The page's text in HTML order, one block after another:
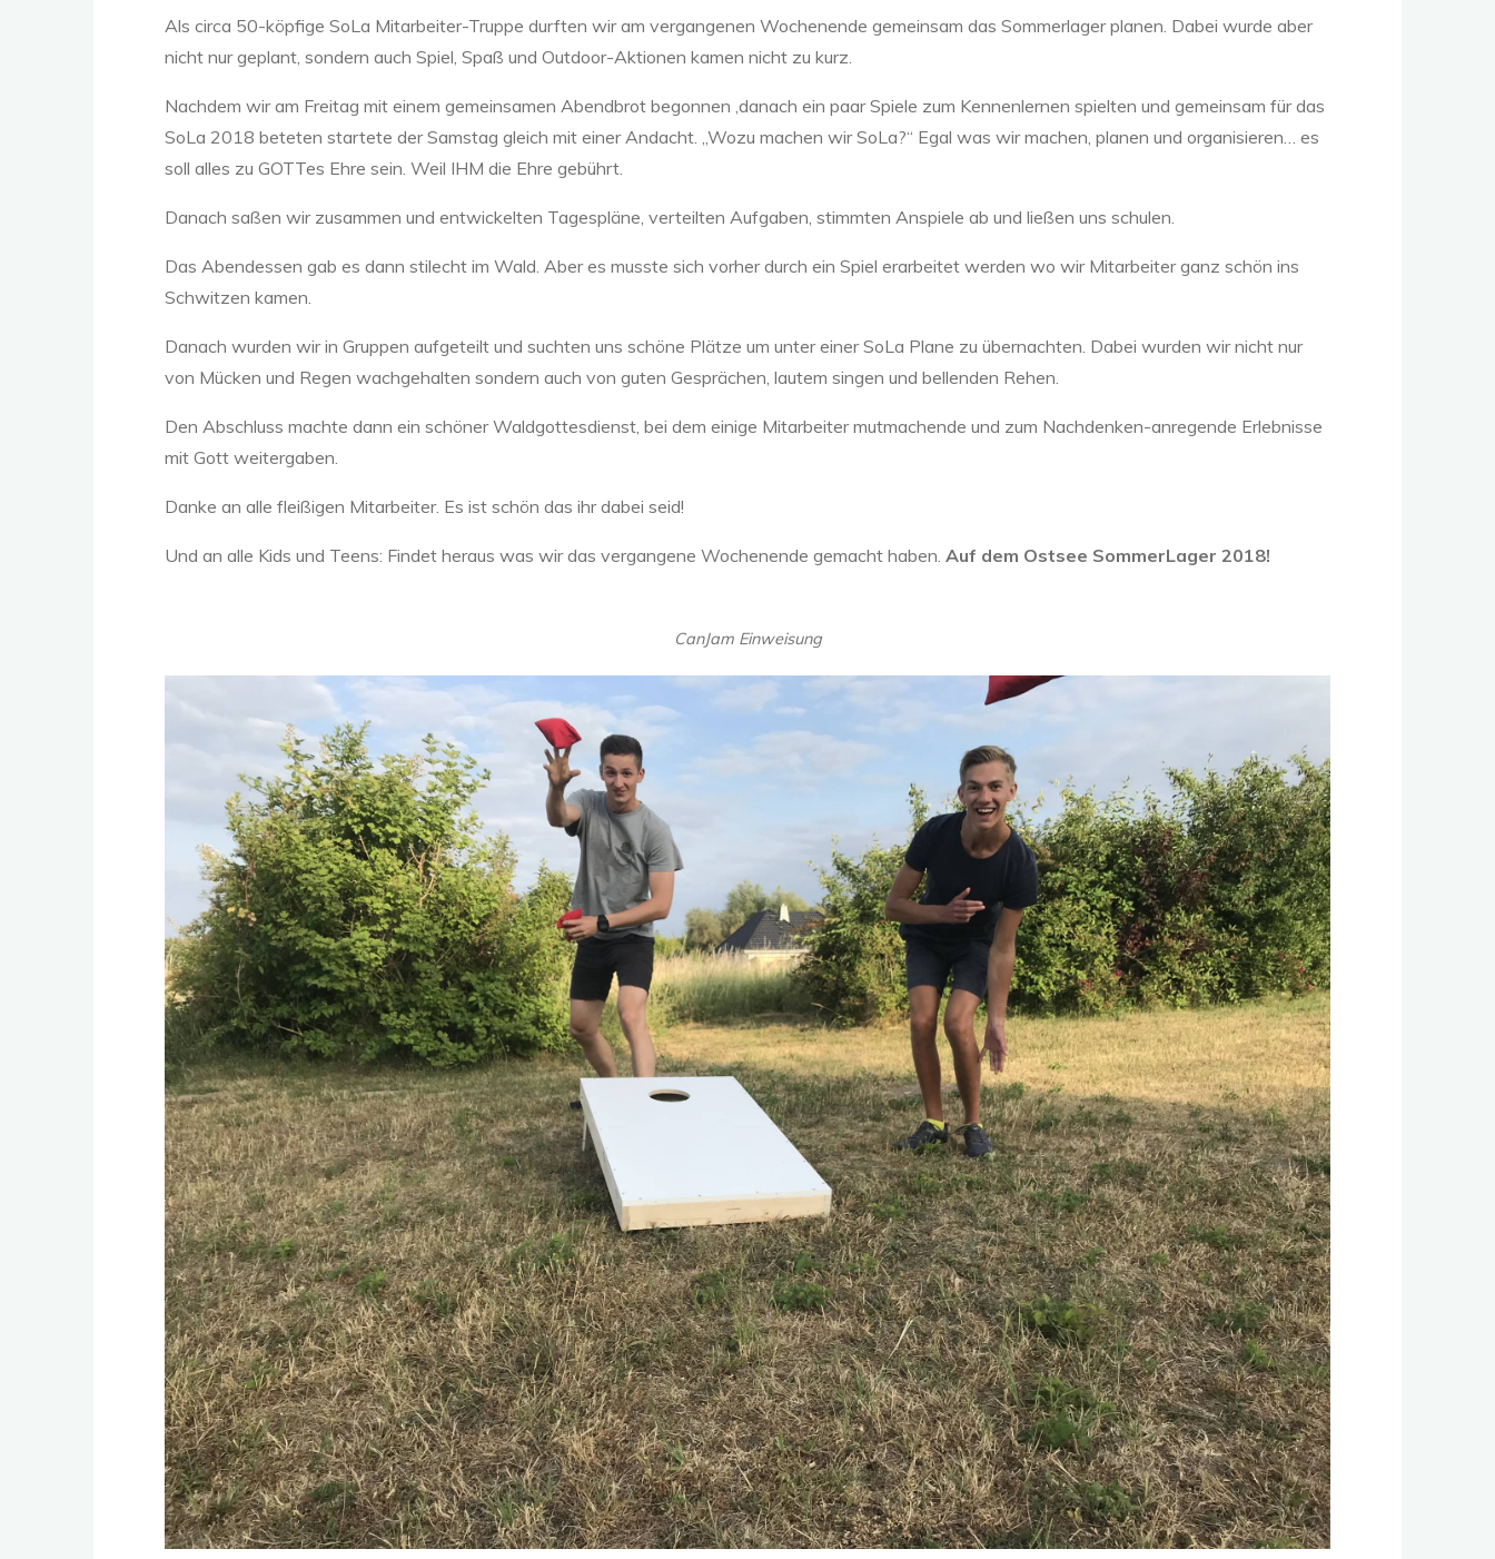
Als circa 50-köpfige SoLa Mitarbeiter-Truppe durften wir am vergangenen Wochenende gemeinsam das Sommerlager planen. Dabei wurde aber
nicht nur geplant, sondern auch Spiel, Spaß und Outdoor-Aktionen kamen nicht zu kurz.
Nachdem wir am Freitag mit einem gemeinsamen Abendbrot begonnen ,danach ein paar Spiele zum Kennenlernen spielten und gemeinsam für das
SoLa 2018 beteten startete der Samstag gleich mit einer Andacht. „Wozu machen wir SoLa?“ Egal was wir machen, planen und organisieren… es
soll alles zu GOTTes Ehre sein. Weil IHM die Ehre gebührt.
Danach saßen wir zusammen und entwickelten Tagespläne, verteilten Aufgaben, stimmten Anspiele ab und ließen uns schulen.
Das Abendessen gab es dann stilecht im Wald. Aber es musste sich vorher durch ein Spiel erarbeitet werden wo wir Mitarbeiter ganz schön ins
Schwitzen kamen.
Danach wurden wir in Gruppen aufgeteilt und suchten uns schöne Plätze um unter einer SoLa Plane zu übernachten. Dabei wurden wir nicht nur
von Mücken und Regen wachgehalten sondern auch von guten Gesprächen, lautem singen und bellenden Rehen.
Den Abschluss machte dann ein schöner Waldgottesdienst, bei dem einige Mitarbeiter mutmachende und zum Nachdenken-anregende Erlebnisse
mit Gott weitergaben.
Danke an alle fleißigen Mitarbeiter. Es ist schön das ihr dabei seid!
Und an alle Kids und Teens: Findet heraus was wir das vergangene Wochenende gemacht haben. Auf dem Ostsee SommerLager 2018!
CanJam Einweisung